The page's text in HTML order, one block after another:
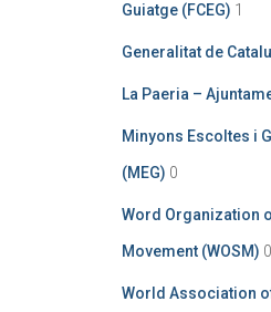
Guiatge (FCEG) 1
Generalitat de
La Paeria –
Minyons Escoltes i
(MEG) 0
Word Organization
Movement (WOSM) 0
World Association